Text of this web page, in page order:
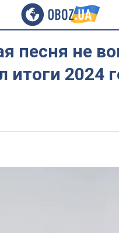
песня не
итоги 2024